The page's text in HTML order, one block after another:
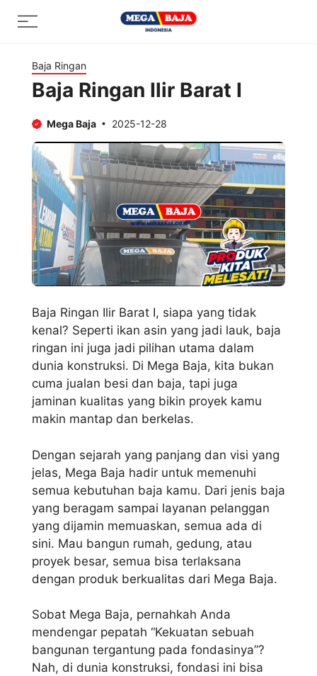
Menu
Baja Ringan
Baja Ringan Ilir Barat I
Mega Baja 2025-12-28
Baja Ringan Ilir Barat I, siapa yang tidak
kenal? Seperti ikan asin yang jadi lauk, baja
ringan ini juga jadi pilihan utama dalam
dunia konstruksi. Di Mega Baja, kita bukan
cuma jualan besi dan baja, tapi juga
jaminan kualitas yang bikin proyek kamu
makin mantap dan berkelas.
Dengan sejarah yang panjang dan visi yang
jelas, Mega Baja hadir untuk memenuhi
semua kebutuhan baja kamu. Dari jenis baja
yang beragam sampai layanan pelanggan
yang dijamin memuaskan, semua ada di
sini. Mau bangun rumah, gedung, atau
proyek besar, semua bisa terlaksana
dengan produk berkualitas dari Mega Baja.
Sobat Mega Baja, pernahkah Anda
mendengar pepatah “Kekuatan sebuah
bangunan tergantung pada fondasinya”?
Nah, di dunia konstruksi, fondasi ini bisa